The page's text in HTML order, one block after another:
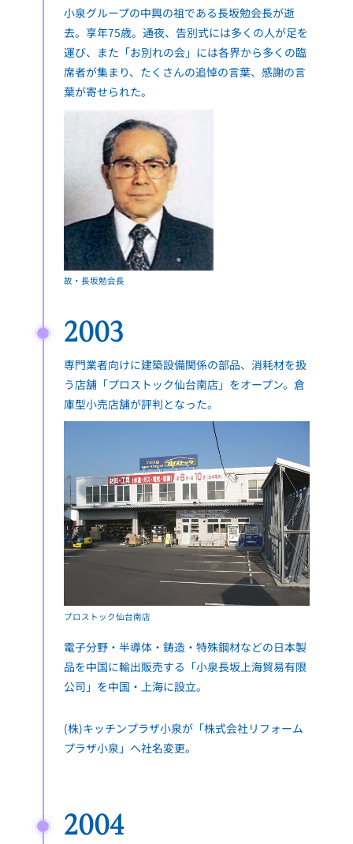
小泉グループの中興の祖である長坂勉会長が逝
去。享年75歳。通夜、告別式には多くの人が足を
運び、また「お別れの会」には各界から多くの臨
席者が集まり、たくさんの追悼の言葉、感謝の言
葉が寄せられた。
故・長坂勉会長
2003
専門業者向けに建築設備関係の部品、消耗材を扱
う店舗「プロストック仙台南店」をオープン。倉
庫型小売店舗が評判となった。
プロストック仙台南店
電子分野・半導体・鋳造・特殊鋼材などの日本製
品を中国に輸出販売する「小泉長坂上海貿易有限
公司」を中国・上海に設立。
(株)キッチンプラザ小泉が「株式会社リフォーム
プラザ小泉」へ社名変更。
2004